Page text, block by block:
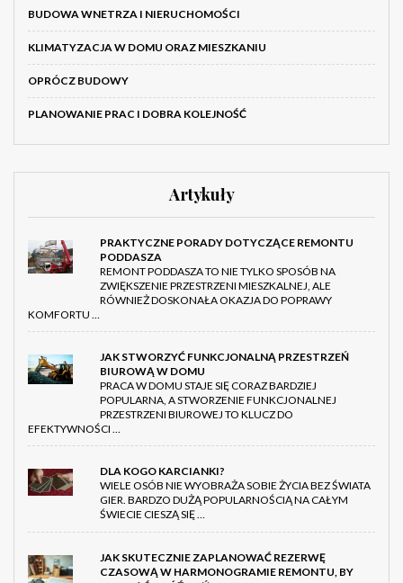
BUDOWA WNETRZA I NIERUCHOMOŚCI
KLIMATYZACJA W DOMU ORAZ MIESZKANIU
OPRÓCZ BUDOWY
PLANOWANIE PRAC I DOBRA KOLEJNOŚĆ
Artykuły
PRAKTYCZNE PORADY DOTYCZĄCE REMONTU
PODDASZA
REMONT PODDASZA TO NIE TYLKO SPOSÓB NA
ZWIĘKSZENIE PRZESTRZENI MIESZKALNEJ, ALE
RÓWNIEŻ DOSKONAŁA OKAZJA DO POPRAWY
KOMFORTU …
JAK STWORZYĆ FUNKCJONALNĄ PRZESTRZEŃ
BIUROWĄ W DOMU
PRACA W DOMU STAJE SIĘ CORAZ BARDZIEJ
POPULARNA, A STWORZENIE FUNKCJONALNEJ
PRZESTRZENI BIUROWEJ TO KLUCZ DO
EFEKTYWNOŚCI …
DLA KOGO KARCIANKI?
WIELE OSÓB NIE WYOBRAŻA SOBIE ŻYCIA BEZ ŚWIATA
GIER. BARDZO DUŻĄ POPULARNOŚCIĄ NA CAŁYM
ŚWIECIE CIESZĄ SIĘ …
JAK SKUTECZNIE ZAPLANOWAĆ REZERWĘ
CZASOWĄ W HARMONOGRAMIE REMONTU, BY